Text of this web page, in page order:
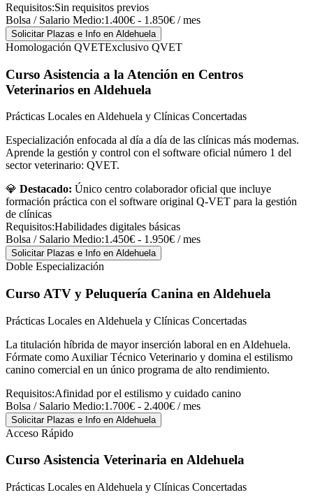
Requisitos:Sin requisitos previos
Bolsa / Salario Medio:1.400€ - 1.850€ / mes
Solicitar Plazas e Info en Aldehuela
Homologación QVETExclusivo QVET
Curso Asistencia a la Atención en Centros
Veterinarios en Aldehuela
Prácticas Locales en Aldehuela y Clínicas Concertadas
Especialización enfocada al día a día de las clínicas más modernas.
Aprende la gestión y control con el software oficial número 1 del
sector veterinario: QVET.
💎 Destacado: Único centro colaborador oficial que incluye
formación práctica con el software original Q-VET para la gestión
de clínicas
Requisitos:Habilidades digitales básicas
Bolsa / Salario Medio:1.450€ - 1.950€ / mes
Solicitar Plazas e Info en Aldehuela
Doble Especialización
Curso ATV y Peluquería Canina en Aldehuela
Prácticas Locales en Aldehuela y Clínicas Concertadas
La titulación híbrida de mayor inserción laboral en en Aldehuela.
Fórmate como Auxiliar Técnico Veterinario y domina el estilismo
canino comercial en un único programa de alto rendimiento.
Requisitos:Afinidad por el estilismo y cuidado canino
Bolsa / Salario Medio:1.700€ - 2.400€ / mes
Solicitar Plazas e Info en Aldehuela
Acceso Rápido
Curso Asistencia Veterinaria en Aldehuela
Prácticas Locales en Aldehuela y Clínicas Concertadas